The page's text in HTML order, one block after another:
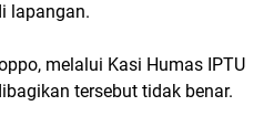
lapangan.
melalui Kasi Humas IPTU
tersebut tidak benar.